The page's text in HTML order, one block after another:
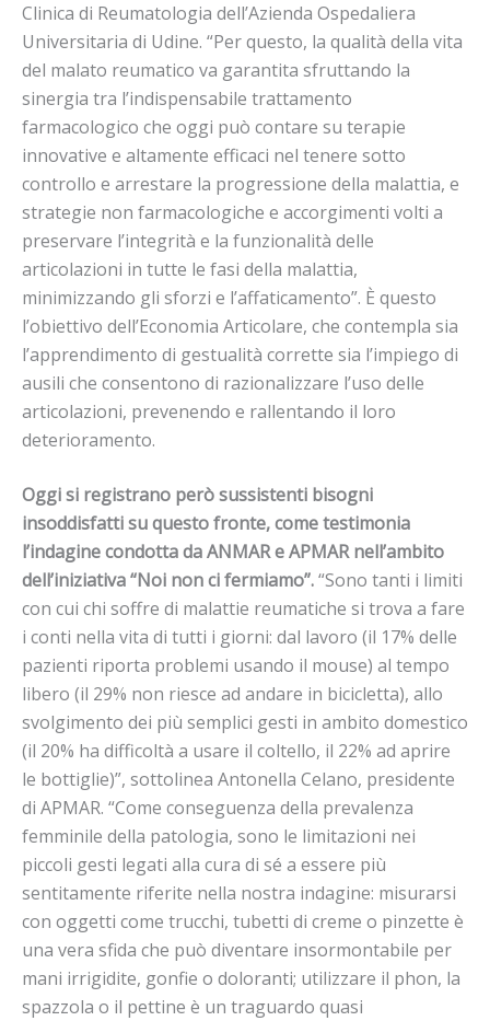
Clinica di Reumatologia dell’Azienda Ospedaliera
Universitaria di Udine. “Per questo, la qualità della vita
del malato reumatico va garantita sfruttando la
sinergia tra l’indispensabile trattamento
farmacologico che oggi può contare su terapie
innovative e altamente efficaci nel tenere sotto
controllo e arrestare la progressione della malattia, e
strategie non farmacologiche e accorgimenti volti a
preservare l’integrità e la funzionalità delle
articolazioni in tutte le fasi della malattia,
minimizzando gli sforzi e l’affaticamento”. È questo
l’obiettivo dell’Economia Articolare, che contempla sia
l’apprendimento di gestualità corrette sia l’impiego di
ausili che consentono di razionalizzare l’uso delle
articolazioni, prevenendo e rallentando il loro
deterioramento.
Oggi si registrano però sussistenti bisogni
insoddisfatti su questo fronte, come testimonia
l’indagine condotta da ANMAR e APMAR nell’ambito
dell’iniziativa “Noi non ci fermiamo”.“Sono tanti i limiti
con cui chi soffre di malattie reumatiche si trova a fare
i conti nella vita di tutti i giorni: dal lavoro (il 17% delle
pazienti riporta problemi usando il mouse) al tempo
libero (il 29% non riesce ad andare in bicicletta), allo
svolgimento dei più semplici gesti in ambito domestico
(il 20% ha difficoltà a usare il coltello, il 22% ad aprire
le bottiglie)”, sottolinea Antonella Celano, presidente
di APMAR. “Come conseguenza della prevalenza
femminile della patologia, sono le limitazioni nei
piccoli gesti legati alla cura di sé a essere più
sentitamente riferite nella nostra indagine: misurarsi
con oggetti come trucchi, tubetti di creme o pinzette è
una vera sfida che può diventare insormontabile per
mani irrigidite, gonfie o doloranti; utilizzare il phon, la
spazzola o il pettine è un traguardo quasi